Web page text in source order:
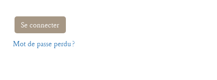
Se connecter
Mot de passe perdu ?